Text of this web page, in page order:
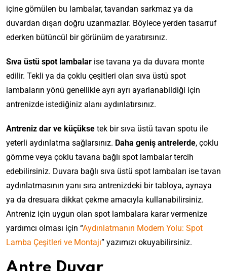
içine gömülen bu lambalar, tavandan sarkmaz ya da
duvardan dışarı doğru uzanmazlar. Böylece yerden tasarruf
ederken bütüncül bir görünüm de yaratırsınız.
Sıva üstü spot lambalar ise tavana ya da duvara monte
edilir. Tekli ya da çoklu çeşitleri olan sıva üstü spot
lambaların yönü genellikle ayrı ayrı ayarlanabildiği için
antrenizde istediğiniz alanı aydınlatırsınız.
Antreniz dar ve küçükse tek bir sıva üstü tavan spotu ile
yeterli aydınlatma sağlarsınız. Daha geniş antrelerde, çoklu
gömme veya çoklu tavana bağlı spot lambalartercih
edebilirsiniz. Duvara bağlı sıva üstü spot lambaları ise tavan
aydınlatmasının yanı sıra antrenizdeki bir tabloya, aynaya
ya da dresuara dikkat çekme amacıyla kullanabilirsiniz.
Antreniz için uygun olan spot lambalara karar vermenize
yardımcı olması için “Aydınlatmanın Modern Yolu: Spot
Lamba Çeşitleri ve Montajı” yazımızı okuyabilirsiniz.
Antre Duvar